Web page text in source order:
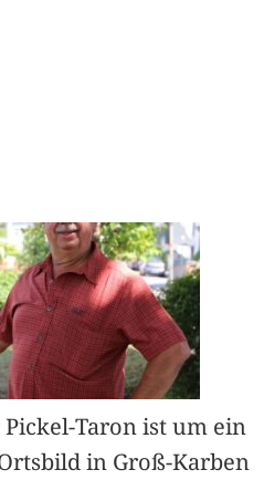
Taron ist um ein
in Groß-Karben